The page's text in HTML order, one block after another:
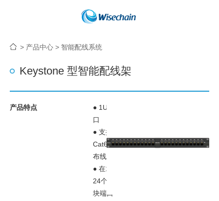
> 产品中心 > 智能配线系统
Keystone 型智能配线架
产品特点
● 1U提供24个RJ45端
口
● 支持Cat5、Cat5e、
Cat6等的屏蔽或非屏蔽
布线系统
● 在1U的高度空间支持
24个可更换的RJ45模
块端口